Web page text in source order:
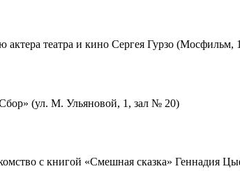
театра и кино Сергея Гурзо
(ул. М. Ульяновой, 1, зал № 20)
с книгой «Смешная сказка» Геннадия